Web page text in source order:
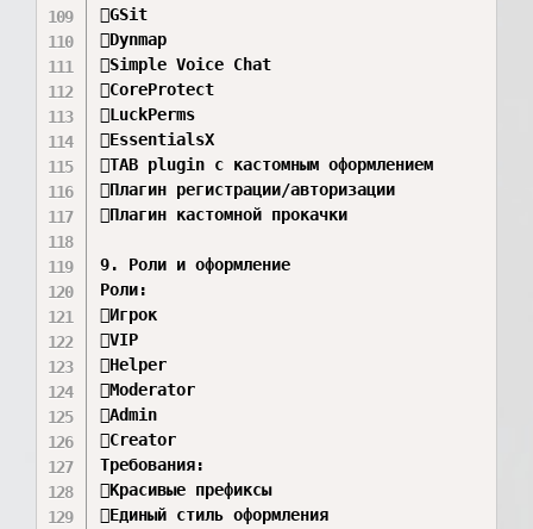
GSit
Dynmap
Simple Voice Chat
CoreProtect
LuckPerms
EssentialsX
TAB plugin с кастомным оформлением
Плагин регистрации/авторизации
Плагин кастомной прокачки
9. Роли и оформление
Роли:
Игрок
VIP
Helper
Moderator
Admin
Creator
Требования:
Красивые префиксы
Единый стиль оформления